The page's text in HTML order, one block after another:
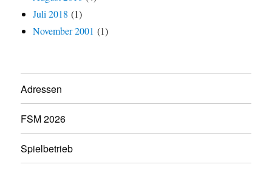
Juli 2018 (1)
November 2001 (1)
Adressen
FSM 2026
Spielbetrieb